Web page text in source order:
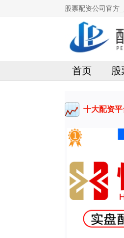
股票配资公司官方
首页
十大配资